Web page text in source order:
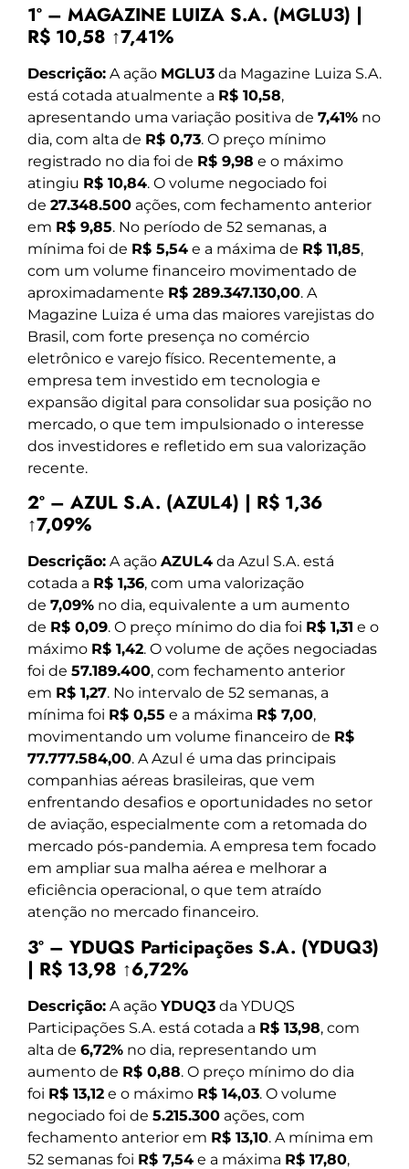
1º – MAGAZINE LUIZA S.A. (MGLU3) |
R$ 10,58 ↑7,41%
Descrição: A ação MGLU3 da Magazine Luiza S.A.
está cotada atualmente a R$ 10,58,
apresentando uma variação positiva de 7,41% no
dia, com alta de R$ 0,73. O preço mínimo
registrado no dia foi de R$ 9,98 e o máximo
atingiu R$ 10,84. O volume negociado foi
de 27.348.500 ações, com fechamento anterior
em R$ 9,85. No período de 52 semanas, a
mínima foi de R$ 5,54 e a máxima de R$ 11,85,
com um volume financeiro movimentado de
aproximadamente R$ 289.347.130,00. A
Magazine Luiza é uma das maiores varejistas do
Brasil, com forte presença no comércio
eletrônico e varejo físico. Recentemente, a
empresa tem investido em tecnologia e
expansão digital para consolidar sua posição no
mercado, o que tem impulsionado o interesse
dos investidores e refletido em sua valorização
recente.
2º – AZUL S.A. (AZUL4) | R$ 1,36
↑7,09%
Descrição: A ação AZUL4 da Azul S.A. está
cotada a R$ 1,36, com uma valorização
de 7,09% no dia, equivalente a um aumento
de R$ 0,09. O preço mínimo do dia foi R$ 1,31 e o
máximo R$ 1,42. O volume de ações negociadas
foi de 57.189.400, com fechamento anterior
em R$ 1,27. No intervalo de 52 semanas, a
mínima foi R$ 0,55 e a máxima R$ 7,00,
movimentando um volume financeiro de R$
77.777.584,00. A Azul é uma das principais
companhias aéreas brasileiras, que vem
enfrentando desafios e oportunidades no setor
de aviação, especialmente com a retomada do
mercado pós-pandemia. A empresa tem focado
em ampliar sua malha aérea e melhorar a
eficiência operacional, o que tem atraído
atenção no mercado financeiro.
3º – YDUQS Participações S.A. (YDUQ3)
| R$ 13,98 ↑6,72%
Descrição: A ação YDUQ3 da YDUQS
Participações S.A. está cotada a R$ 13,98, com
alta de 6,72% no dia, representando um
aumento de R$ 0,88. O preço mínimo do dia
foi R$ 13,12 e o máximo R$ 14,03. O volume
negociado foi de 5.215.300 ações, com
fechamento anterior em R$ 13,10. A mínima em
52 semanas foi R$ 7,54 e a máxima R$ 17,80,